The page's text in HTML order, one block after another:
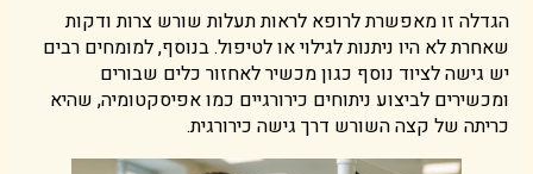
הגדלה זו מאפשרת לרופא לראות תעלות שורש צרות ודקות
שאחרת לא היו ניתנות לגילוי או לטיפול. בנוסף, למומחים רבים
יש גישה לציוד נוסף כגון מכשיר לאחזור כלים שבורים
ומכשירים לביצוע ניתוחים כירורגיים כמו אפיסקטומיה, שהיא
כריתה של קצה השורש דרך גישה כירורגית.